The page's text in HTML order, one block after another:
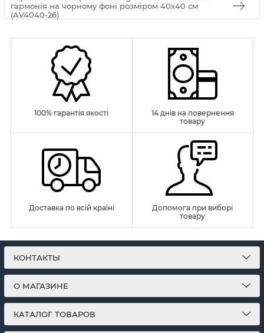
гармонія на чорному фоні розміром 40х40 см
(AV4040-26)
100% гарантія якості
14 днів на повернення
товару
Доставка по всій країні
Допомога при виборі
товару
КОНТАКТЫ
О МАГАЗИНЕ
КАТАЛОГ ТОВАРОВ